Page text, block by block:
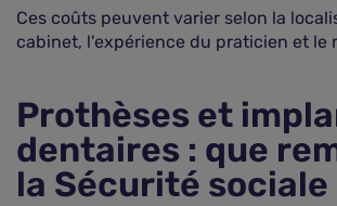
Ces coûts peuvent varier selon la
cabinet, l'expérience du praticien et le
Prothèses et
dentaires : que
la Sécurité sociale